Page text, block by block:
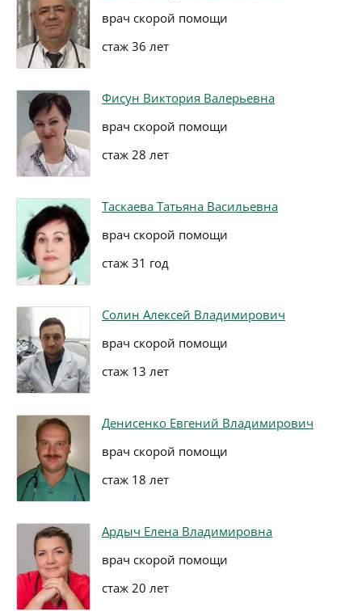
врач скорой помощи
стаж 36 лет
Фисун Виктория Валерьевна
врач скорой помощи
стаж 28 лет
Таскаева Татьяна Васильевна
врач скорой помощи
стаж 31 год
Солин Алексей Владимирович
врач скорой помощи
стаж 13 лет
Денисенко Евгений Владимирович
врач скорой помощи
стаж 18 лет
Ардыч Елена Владимировна
врач скорой помощи
стаж 20 лет